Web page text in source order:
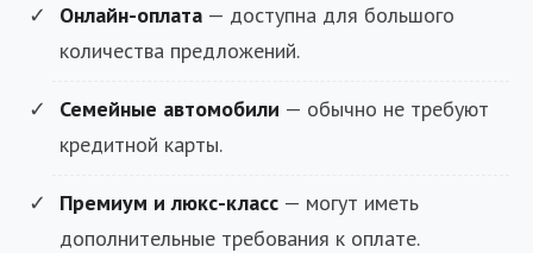
Онлайн-оплата — доступна для большого
количества предложений.
Семейные автомобили — обычно не требуют
кредитной карты.
Премиум и люкс-класс — могут иметь
дополнительные требования к оплате.